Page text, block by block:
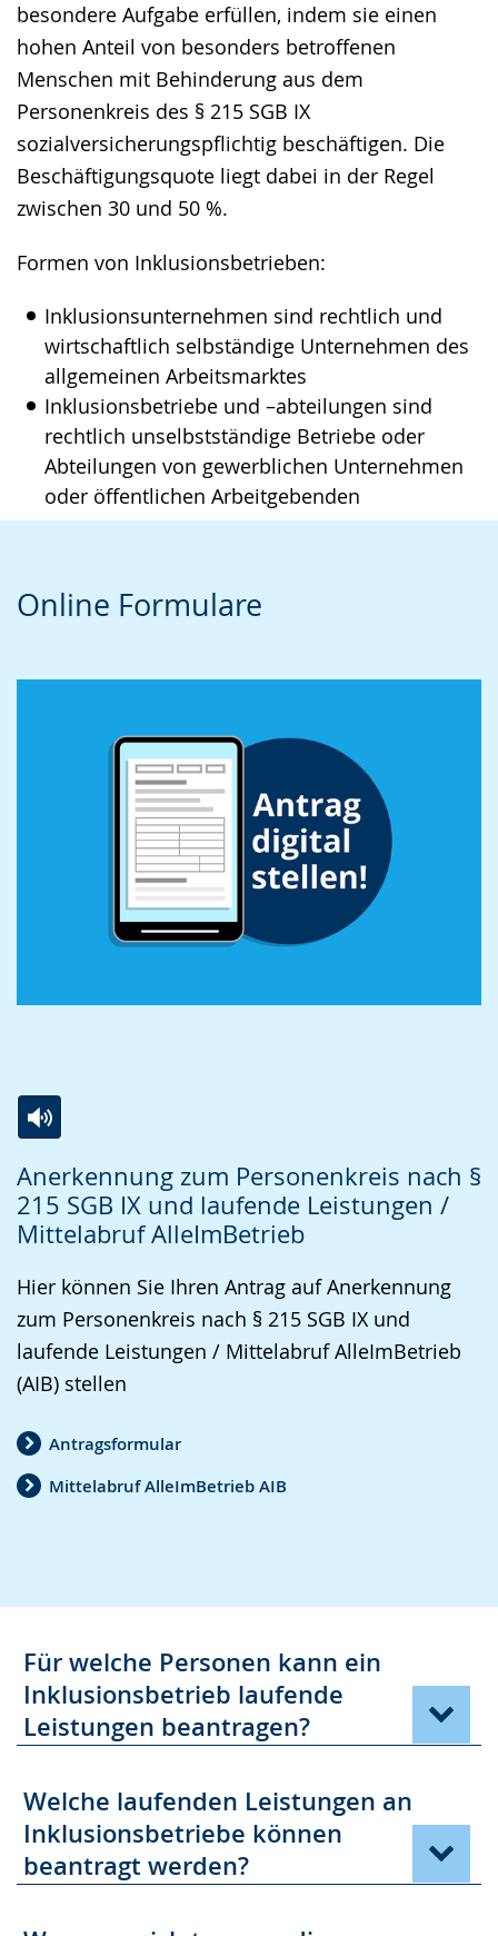
besondere Aufgabe erfüllen, indem sie einen
hohen Anteil von besonders betroffenen
Menschen mit Behinderung aus dem
Personenkreis des § 215 SGB IX
sozialversicherungspflichtig beschäftigen. Die
Beschäftigungsquote liegt dabei in der Regel
zwischen 30 und 50 %.
Formen von Inklusionsbetrieben:
Inklusionsunternehmen sind rechtlich und
wirtschaftlich selbständige Unternehmen des
allgemeinen Arbeitsmarktes
Inklusionsbetriebe und –abteilungen sind
rechtlich unselbstständige Betriebe oder
Abteilungen von gewerblichen Unternehmen
oder öffentlichen Arbeitgebenden
Online Formulare
Anerkennung zum Personenkreis nach §
215 SGB IX und laufende Leistungen /
Mittelabruf AlleImBetrieb
Leichten
Sprache
wechseln.
Audio-
Unterstützung.
Video
in
Deutscher
Gebärdensprache
wird
angezeigt.
Hier können Sie Ihren Antrag auf Anerkennung
zum Personenkreis nach § 215 SGB IX und
laufende Leistungen / Mittelabruf AlleImBetrieb
(AIB) stellen
Antragsformular
Mittelabruf AlleImBetrieb AIB
Für welche Personen kann ein
Inklusionsbetrieb laufende
Leistungen beantragen?
Welche laufenden Leistungen an
Inklusionsbetriebe können
beantragt werden?